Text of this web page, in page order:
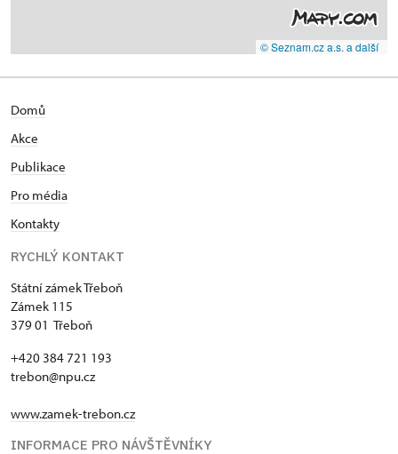
© Seznam.cz a.s. a další
Domů
Akce
Publikace
Pro média
Kontakty
RYCHLÝ KONTAKT
Státní zámek Třeboň
Zámek 115
379 01 Třeboň
+420 384 721 193
trebon@npu.cz
www.zamek-trebon.cz
INFORMACE PRO NÁVŠTĚVNÍKY